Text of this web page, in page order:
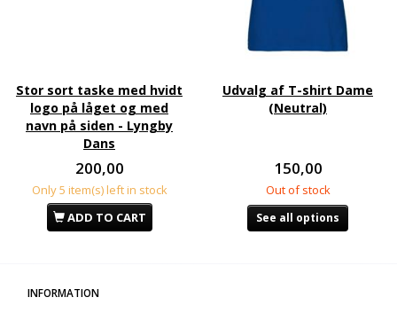
Stor sort taske med hvidt
logo på låget og med
navn på siden - Lyngby
Dans
200,00
Only 5 item(s) left in stock
ADD TO CART
Udvalg af T-shirt Dame
(Neutral)
150,00
Out of stock
See all options
INFORMATION